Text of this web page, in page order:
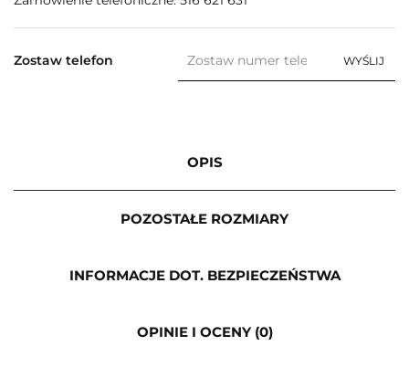
Zostaw telefon WYŚLIJ
OPIS
POZOSTAŁE ROZMIARY
INFORMACJE DOT. BEZPIECZEŃSTWA
OPINIE I OCENY (0)